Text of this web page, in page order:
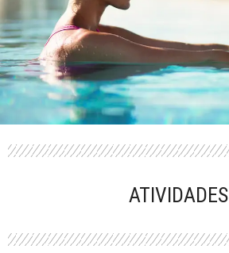
PERFORMANCE
ATIVIDADES